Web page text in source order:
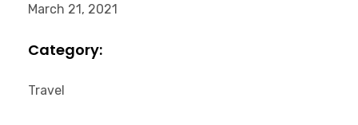
March 21, 2021
Category:
Travel